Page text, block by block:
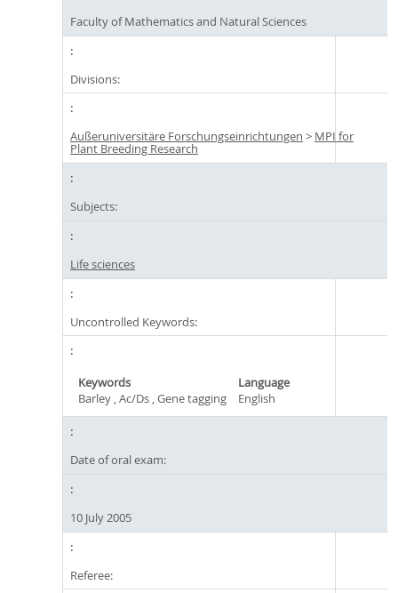
Faculty of Mathematics and Natural Sciences
Divisions:
Außeruniversitäre Forschungseinrichtungen > MPI for
Plant Breeding Research
Subjects:
Life sciences
Uncontrolled Keywords:
Keywords
Language
Barley , Ac/Ds , Gene tagging
English
Date of oral exam:
10 July 2005
Referee: